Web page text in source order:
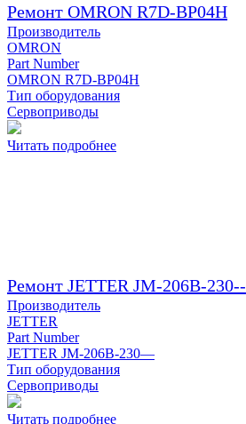
Ремонт OMRON R7D-BP04H
Производитель
OMRON
Part Number
OMRON R7D-BP04H
Тип оборудования
Сервоприводы
Читать подробнее
Ремонт JETTER JM-206B-230--
Производитель
JETTER
Part Number
JETTER JM-206B-230—
Тип оборудования
Сервоприводы
Читать подробнее